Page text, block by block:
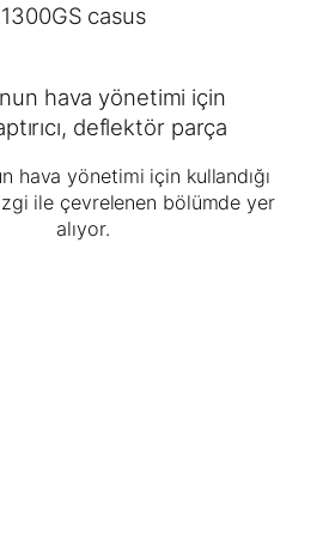
casus
hava yönetimi için kullandığı
ile çevrelenen bölümde yer
alıyor.